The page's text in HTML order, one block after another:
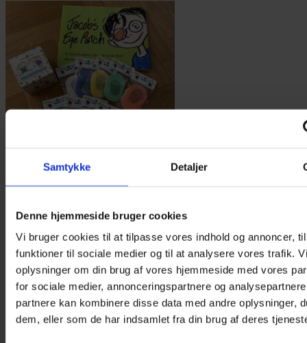
Samtykke Detaljer
Denne hjemmeside bruger cookies
Vi bruger cookies til at tilpasse vores indhold og annoncer,
funktioner til sociale medier og til at analysere vores trafik.
oplysninger om din brug af vores hjemmeside med vores
for sociale medier, annonceringspartnere og
partnere kan kombinere disse data med andre oplysninger,
dem, eller som de har indsamlet fra din brug af deres
Startpakke – Øjenplastre (Dreng)
419,00kr.
Vælg muligheder
Dette
vare
flere
varianter.
Mulighederne
kan
vælges